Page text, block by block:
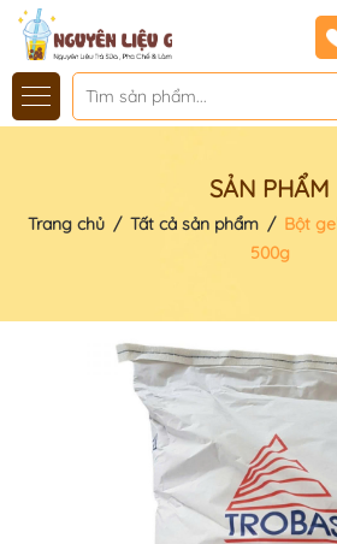
SẢN PHẨM
Trang chủ / Tất cả sản phẩm / Bột
500g